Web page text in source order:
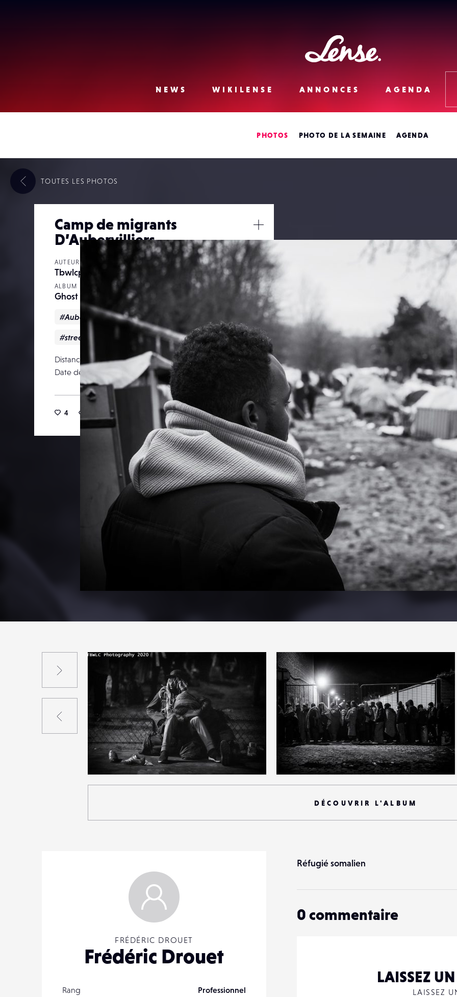
Lense
NEWS
WIKILENSE ANNONCES AGENDA
PHOTOS PHOTO DE LA SEMAINE AGENDA
Camp de migrants
D’Aubervilliers
AUTEUR
Tbwlcphotography
ALBUM
Ghost Children Place
#Aubervilliers #bw
#street
Distance focale
0 mm
Date de publication
4 0
/
TOUTES LES PHOTOS
42
5
40
Suivant
Précédent
DÉCOUVRIR L'ALBUM
FRÉDÉRIC DROUET
Frédéric Drouet
Rang
Professionnel
Réfugié somalien
0 commentaire
LAISSEZ
LAISSEZ